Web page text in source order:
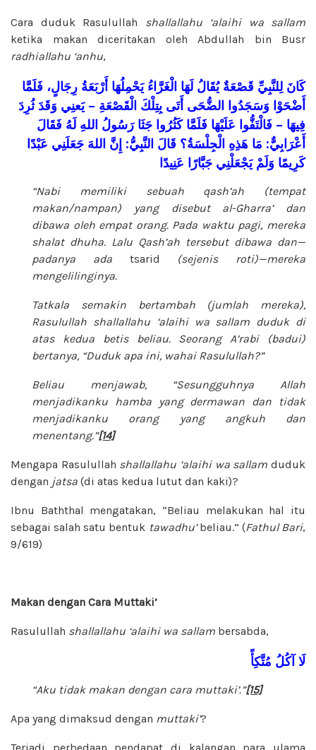
Cara duduk Rasulullah shallallahu ‘alaihi wa sallam
ketika makan diceritakan oleh Abdullah bin Busr
radhiallahu ‘anhu,
كَانَ لِلنَّبِيِّ قَصْعَةٌ يُقَالُ لَهَا الْغَرَّاءُ يَحْمِلُهَا أَرْبَعَةُ رِجَالٍ، فَلَمَّا
أَضْحَوْا وَسَجَدُوا الضُّحَى أَتَى بِتِلْكَ الْقَصْعَةِ –يَعنِي وَقَدَ ثُرِدَ
فِيهَا – فَالْتَفُّوا عَلَيْهَا فَلَمَّا كَثُرُوا جَثَا رَسُولُ اللهِ لَهُ فَقَالَ
أَعْرَابِيٌّ: مَا هَذِهِ الْجِلْسَةُ؟ قَالَ النَّبِيُّ: إِنَّ اللهَ جَعَلَنِي عَبْدًا
كَرِيمًا وَلَمْ يَجْعَلْنِي جَبَّارًا عَنِيدًا
“Nabi memiliki sebuah qash’ah (tempat
makan/nampan) yang disebut al-Gharra’ dan
dibawa oleh empat orang. Pada waktu pagi, mereka
shalat dhuha. Lalu Qash’ah tersebut dibawa dan—
padanya ada tsarid (sejenis roti)—mereka
mengelilinginya.
Tatkala semakin bertambah (jumlah mereka),
Rasulullah shallallahu ‘alaihi wa sallam duduk di
atas kedua betis beliau. Seorang A’rabi (badui)
bertanya, “Duduk apa ini, wahai Rasulullah?”
Beliau menjawab, “Sesungguhnya Allah
menjadikanku hamba yang dermawan dan tidak
menjadikanku orang yang angkuh dan
menentang.”[14]
Mengapa Rasulullah shallallahu ‘alaihi wa sallam duduk
dengan jatsa (di atas kedua lutut dan kaki)?
Ibnu Baththal mengatakan, “Beliau melakukan hal itu
sebagai salah satu bentuk tawadhu’beliau.” (Fathul Bari,
9/619)
Makan dengan Cara Muttaki’
Rasulullah shallallahu ‘alaihi wa sallam bersabda,
لَا آكُلُ مُتَّكِأً
“Aku tidak makan dengan cara muttaki’.”[15]
Apa yang dimaksud dengan muttaki’?
Terjadi perbedaan pendapat di kalangan para ulama